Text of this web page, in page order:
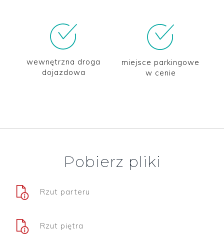
wewnętrzna droga
dojazdowa
miejsce parkingowe
w cenie
Pobierz pliki
Rzut parteru
Rzut piętra